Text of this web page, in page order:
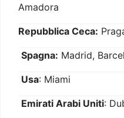
Amadora
Repubblica Ceca:
Spagna: Madrid,
Usa: Miami
Emirati Arabi Uniti: